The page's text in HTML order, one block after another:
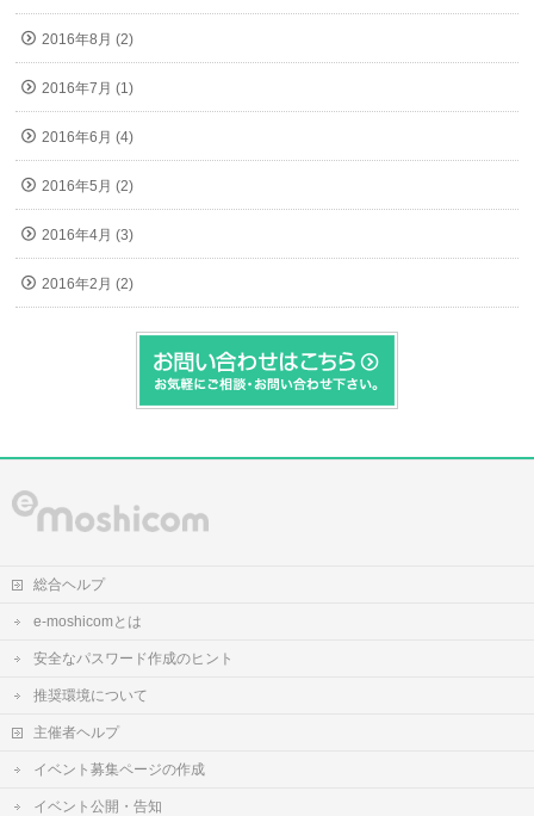
2016年8月 (2)
2016年7月 (1)
2016年6月 (4)
2016年5月 (2)
2016年4月 (3)
2016年2月 (2)
総合ヘルプ
e-moshicomとは
安全なパスワード作成のヒント
推奨環境について
主催者ヘルプ
イベント募集ページの作成
イベント公開・告知